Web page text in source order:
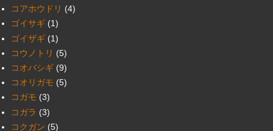
コアホウドリ (4)
ゴイサギ (1)
ゴイザギ (1)
コウノトリ (5)
コオバシギ (9)
コオリガモ (5)
コガモ (3)
コガラ (3)
コクガン (5)